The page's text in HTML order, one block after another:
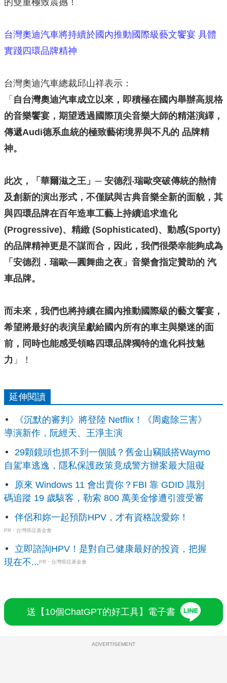
台灣奧迪汽車將持續於國內推動國際級藝文饗宴 具體
實踐四環品牌精神
台灣奧迪汽車總裁邱山祥表示：
「 自台灣奧迪汽車成立以來，即積極在國內舉辦高規格
的音樂饗宴，期望透過國際頂尖音樂大師的精湛演繹，
傳遞Audi德系血統的極致藝術境界與不凡的 品牌精
神。
此次，「華爾滋之王」─ 安德烈‧瑞歐突破傳統的熱情
及創新的演出形式，不僅賦與古典音樂全新的面貌，其
與四環品牌在百年造車工藝上持續追求進化
(Progressive)、精緻 (Sophisticated)、動感(Sporty)
的品牌精神更是不謀而合，因此，我們很榮幸能夠成為
「安德烈．瑞歐—圓舞曲之夜」音樂會指定贊助的 汽
車品牌。
而未來，我們也將持續在國內推動國際級的藝文饗宴，
希望將最好的表演呈獻給國內所有的車主與樂迷的面
前，同時也能感受領略四環品牌獨特的進化科技魅
力 」！
延伸閱讀
《沉默的審判》將登陸 Netflix！《周處除三害》
導演新作，阮經天、王淨主演
29顆鏡頭也抓不到一個賊？舊金山竊賊搭Waymo
自駕車逃逸，隱私保護政策竟成警方辦案最大阻礙
原來 Windows 11 會出賣你？FBI 靠 GDID 識別
碼追蹤 19 歲駭客，勒索 800 萬美金慘遭引渡受審
伴侶和妳一起預防HPV，才有資格說愛妳！
PR・台灣癌症基金會
立即諮詢HPV！是對自己健康最好的投資，把握
現在不...PR・台灣癌症基金會
送【10個ChatGPT的好工具】電子書
ADVERTISEMENT